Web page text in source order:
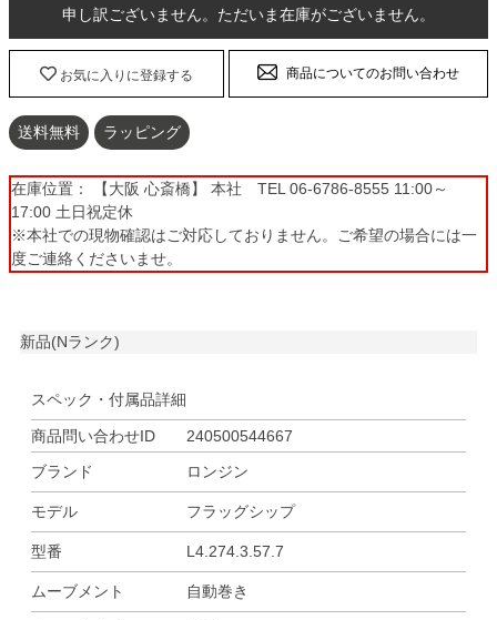
申し訳ございません。ただいま在庫がございません。
お気に入りに登録する 商品についてのお問い合わせ
送料無料 ラッピング
在庫位置： 【大阪 心斎橋】 本社 TEL 06-6786-8555 11:00～
17:00 土日祝定休
※本社での現物確認はご対応しておりません。ご希望の場合には一
度ご連絡くださいませ。
新品(Nランク)
スペック・付属品詳細
商品問い合わせID
240500544667
ブランド
ロンジン
モデル フラッグシップ
型番 L4.274.3.57.7
ムーブメント 自動巻き